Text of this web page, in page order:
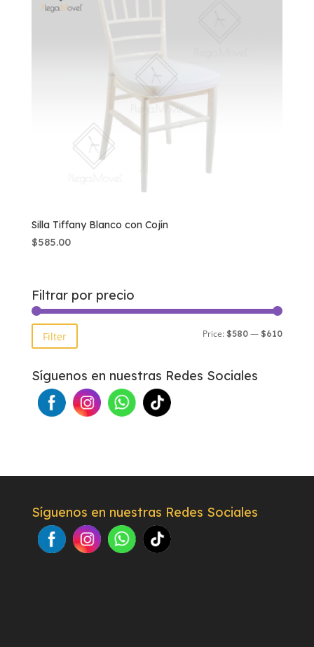
Silla Tiffany Blanco con Cojín
$585.00
Filtrar por precio
Min
Max
Filter Price:$580 —$610
Síguenos en nuestras Redes Sociales
Síguenos en nuestras Redes Sociales